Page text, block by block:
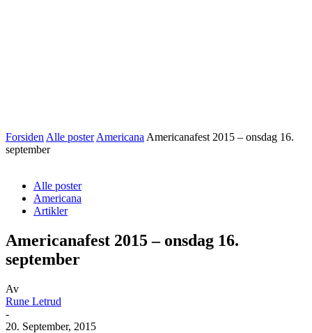
Forsiden Alle poster Americana Americanafest 2015 – onsdag 16.
september
Alle poster
Americana
Artikler
Americanafest 2015 – onsdag 16.
september
Av
Rune Letrud
-
20. September, 2015